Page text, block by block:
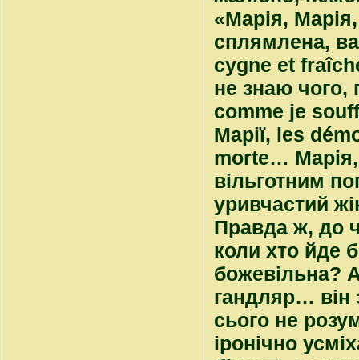
«Марія,
сплямлена,
cygne et
не знаю чого,
comme je
Марії, les
morte…
вільготним
уривчастий
Правда ж, до
коли хто йде
божевільна?
гандляр… він
сього не
іронічно